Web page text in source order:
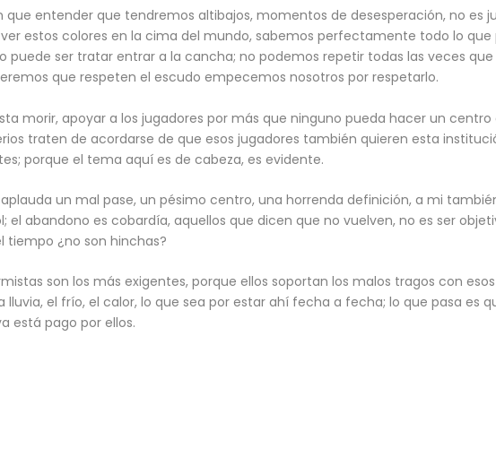
que entender que tendremos altibajos, momentos de desesperación, no es
estos colores en la cima del mundo, sabemos perfectamente todo lo
puede ser tratar entrar a la cancha; no podemos repetir todas las veces
que respeten el escudo empecemos nosotros por respetarlo.
morir, apoyar a los jugadores por más que ninguno pueda hacer un
traten de acordarse de que esos jugadores también quieren esta
porque el tema aquí es de cabeza, es evidente.
un mal pase, un pésimo centro, una horrenda definición, a mi
abandono es cobardía, aquellos que dicen que no vuelven, no es ser
tiempo ¿no son hinchas?
son los más exigentes, porque ellos soportan los malos tragos con
lluvia, el frío, el calor, lo que sea por estar ahí fecha a fecha; lo que pasa es
está pago por ellos.